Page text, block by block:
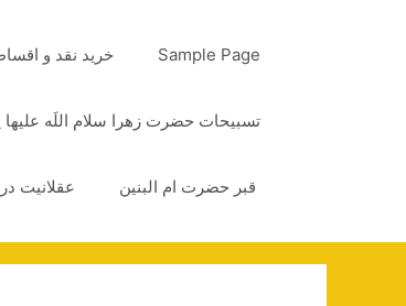
Sample Page خرید نقد و
تسبیحات حضرت زهرا سلام اللَه
قبر حضرت ام البنین عقلانیت